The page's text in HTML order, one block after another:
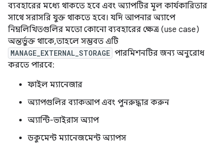
ব্যবহারের মধ্যে থাকতে হবে এবং অ্যাপটির মূল কার্যকারিতার
সাথে সরাসরি যুক্ত থাকতে হবে। যদি আপনার অ্যাপে
নিম্নলিখিতগুলির মতো কোনো ব্যবহারের ক্ষেত্র (use case)
অন্তর্ভুক্ত থাকে, তাহলে সম্ভবত এটি
MANAGE_EXTERNAL_STORAGE পারমিশনটির জন্য অনুরোধ
করতে পারবে:
ফাইল ম্যানেজার
অ্যাপগুলির ব্যাকআপ এবং পুনরুদ্ধার করুন
অ্যান্টি-ভাইরাস অ্যাপ
ডকুমেন্ট ম্যানেজমেন্ট অ্যাপস